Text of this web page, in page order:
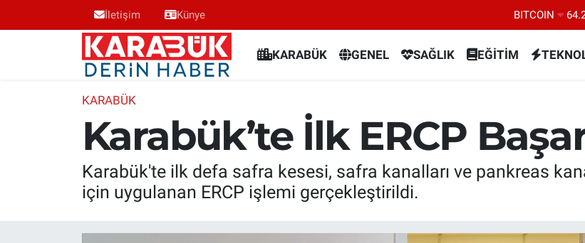
İletişim Künye DOLAR
BITCOIN
KARABÜK GENEL SAĞLIK EĞİTİM
KARABÜK
Karabük’te İlk ERCP
Karabük'te ilk defa safra kesesi, safra kanalları ve pankreas
için uygulanan ERCP işlemi gerçekleştirildi.
Karabük Nöbetçi Eczaneler
Karabük Hava Durumu
Karabük Trafik Yoğunluk Haritası
Süper Lig Puan Durumu ve Fikstür
Tüm Manşetler
Son Dakika Haberleri